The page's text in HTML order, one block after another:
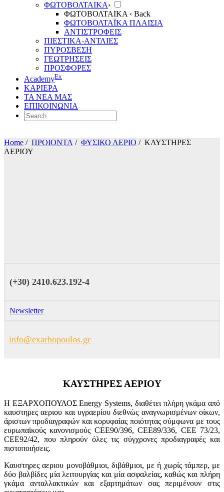
ΦΩΤΟΒΟΛΤΑΙΚΑ›
ΦΩΤΟΒΟΛΤΑΙΚΑ ‹ Back
ΦΩΤΟΒΟΛΤΑΪΚΑ ΠΛΑΙΣΙΑ
ΑΝΤΙΣΤΡΟΦΕΙΣ
ΠΙΕΣΤΙΚΑ-ΑΝΤΛΙΕΣ
ΠΥΡΟΣΒΕΣΗ
ΓΕΩΤΡΗΣΕΙΣ
ΠΡΟΣΦΟΡΕΣ
AcademyEx
ΚΑΡΙΕΡΑ
ΤΑ ΝΕΑ ΜΑΣ
ΕΠΙΚΟΙΝΩΝΙΑ
Home / ΠΡΟΙΟΝΤΑ / ΦΥΣΙΚΟ ΑΕΡΙΟ / ΚΑΥΣΤΗΡΕΣ
ΑΕΡΙΟΥ
(+30) 2410.623.192-4
Newsletter
info@exarhopoulos.gr
ΚΑΥΣΤΗΡΕΣ ΑΕΡΙΟΥ
Η ΕΞΑΡΧΟΠΟΥΛΟΣ Energy Systems, διαθέτει πλήρη γκάμα από
καυστηρες αεριου και υγραερίου διεθνώς αναγνωρισμένων οίκων,
άριστων προδιαγραφών και κορυφαίας ποιότητας σύμφωνα με τους
ευρωπαϊκούς κανονισμούς CEE90/396, CEE89/336, CEE 73/23,
CEE92/42, που πληρούν όλες τις σύγχρονες προδιαγραφές και
πιστοποιήσεις.
Καυστηρες αεριου μονοβάθμιοι, διβάθμιοι, με ή χωρίς τάμπερ, με
δύο βαλβίδες μία λειτουργίας και μία ασφαλείας, καθώς και πλήρη
γκάμα ανταλλακτικών και εξαρτημάτων σας περιμένουν στις